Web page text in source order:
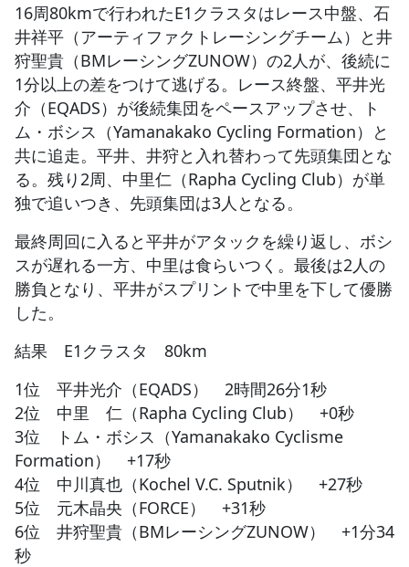
16周80kmで行われたE1クラスタはレース中盤、石
井祥平（アーティファクトレーシングチーム）と井
狩聖貴（BMレーシングZUNOW）の2人が、後続に
1分以上の差をつけて逃げる。レース終盤、平井光
介（EQADS）が後続集団をペースアップさせ、ト
ム・ボシス（Yamanakako Cycling Formation）と
共に追走。平井、井狩と入れ替わって先頭集団とな
る。残り2周、中里仁（Rapha Cycling Club）が単
独で追いつき、先頭集団は3人となる。
最終周回に入ると平井がアタックを繰り返し、ボシ
スが遅れる一方、中里は食らいつく。最後は2人の
勝負となり、平井がスプリントで中里を下して優勝
した。
結果 E1クラスタ 80km
1位 平井光介（EQADS） 2時間26分1秒
2位 中里 仁（Rapha Cycling Club） +0秒
3位 トム・ボシス（Yamanakako Cyclisme
Formation） +17秒
4位 中川真也（Kochel V.C. Sputnik） +27秒
5位 元木晶央（FORCE） +31秒
6位 井狩聖貴（BMレーシングZUNOW） +1分34
秒